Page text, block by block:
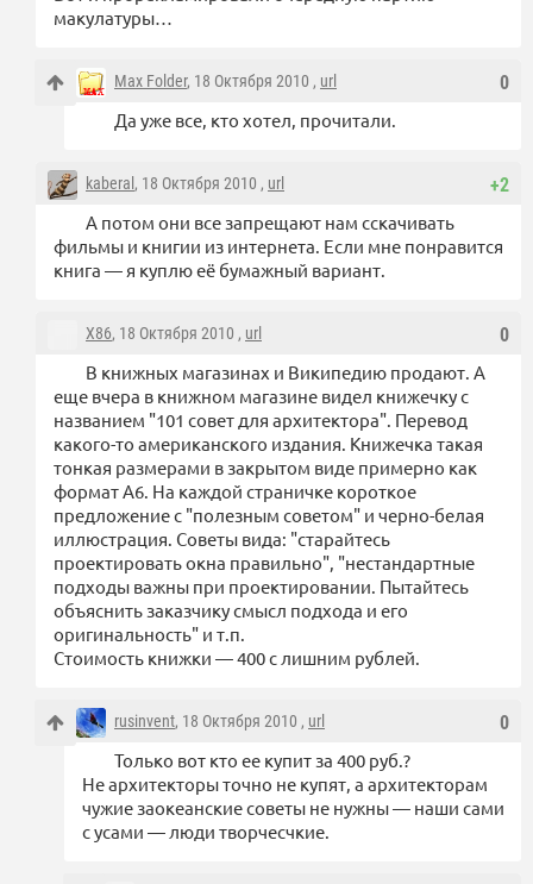
макулатуры…
0
Max Folder, 18 Октября 2010 , url
Да уже все, кто хотел, прочитали.
+2
kaberal , 18 Октября 2010 , url
А потом они все запрещают нам сскачивать
фильмы и книгии из интернета. Если мне понравится
книга — я куплю её бумажный вариант.
0
X86, 18 Октября 2010 , url
В книжных магазинах и Википедию продают. А
еще вчера в книжном магазине видел книжечку с
названием "101 совет для архитектора". Перевод
какого-то американского издания. Книжечка такая
тонкая размерами в закрытом виде примерно как
формат A6. На каждой страничке короткое
предложение с "полезным советом" и черно-белая
иллюстрация. Советы вида: "старайтесь
проектировать окна правильно", "нестандартные
подходы важны при проектировании. Пытайтесь
объяснить заказчику смысл подхода и его
оригинальность" и т.п.
Стоимость книжки — 400 с лишним рублей.
0
rusinvent, 18 Октября 2010 , url
Только вот кто ее купит за 400 руб.?
Не архитекторы точно не купят, а архитекторам
чужие заокеанские советы не нужны — наши сами
с усами — люди творчесчкие.